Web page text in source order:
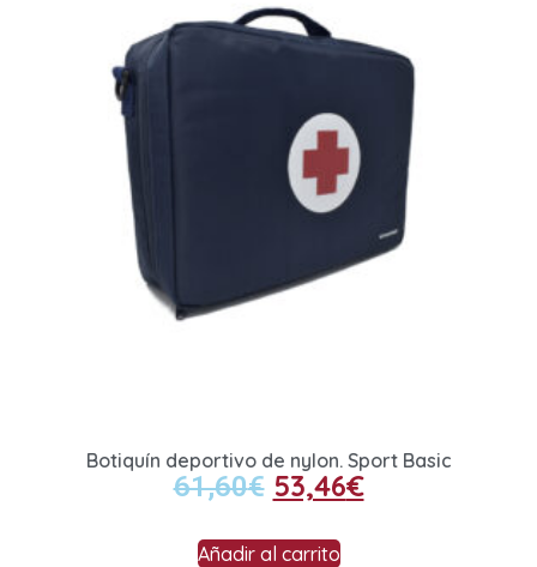
Botiquín deportivo de nylon. Sport Basic
61,60€ 53,46€
Añadir al carrito